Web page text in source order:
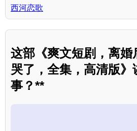
西河恋歌
这部《爽文短剧，离婚
哭了，全集，高清版》
事？**